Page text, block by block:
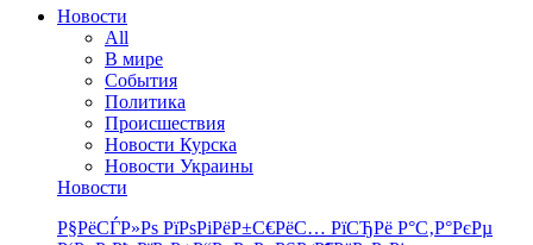
Новости
All
В мире
События
Политика
Происшествия
Новости Курска
Новости Украины
Новости
Р§РёСЃР»Рѕ РїРѕРіРёР±С€РёС… РїСЂРё Р°С‚Р°РєРµ